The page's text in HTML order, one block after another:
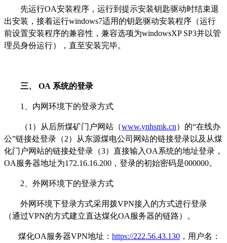
先运行OA安装程序，运行到提示安装钥匙驱动时结束退
出安装，接着运行windows7适用的钥匙驱动安装程序（运行
前设置安装程序的兼容性，兼容选项为windowsXP SP3并以管
理员身份运行），直至安装完毕。
三、 OA 系统的登录
1、内网环境下的登录方式
（1）从后所煤矿门户网站（www.ynhsmk.cn）的“在线办
公”链接处登录（2）从东源煤电公司网站的链接登录以及从煤
化门户网站的链接处登录（3）直接输入OA系统的地址登录，
OA服务器地址为172.16.16.200，登录的初始密码是000000。
2、外网环境下的登录方式
外网环境下登录方式采用拨VPN接入的方式进行登录
（通过VPN的方式建立直达煤化OA服务器的链路）。
煤化OA服务器VPN地址： https://222.56.43.130 ，用户名：